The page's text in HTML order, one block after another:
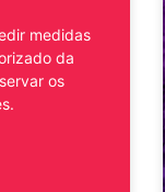
medidas
da
os